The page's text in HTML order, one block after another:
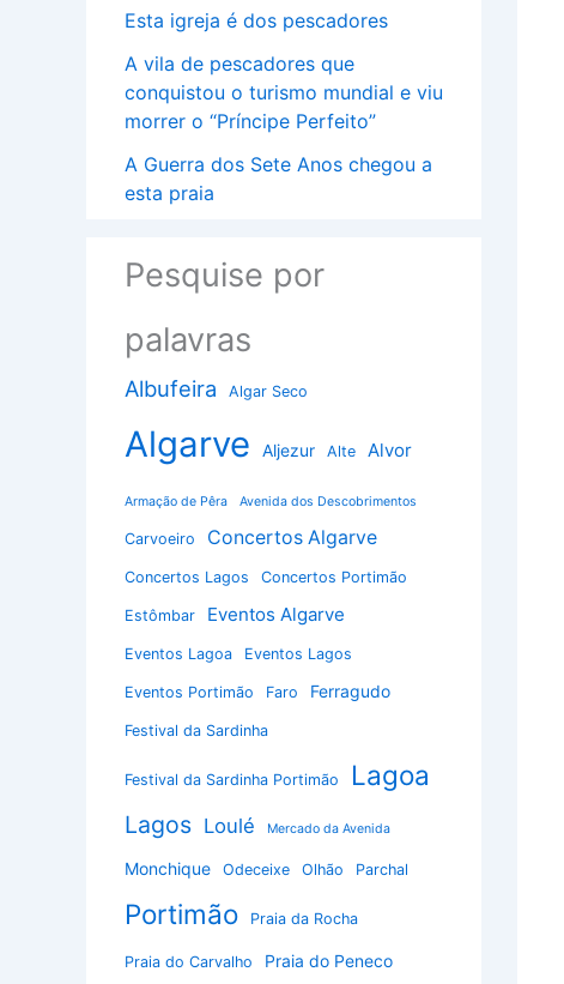
Esta igreja é dos pescadores
A vila de pescadores que
conquistou o turismo mundial e viu
morrer o “Príncipe Perfeito”
A Guerra dos Sete Anos chegou a
esta praia
Pesquise por
palavras
Albufeira Algar Seco
Algarve Aljezur Alte Alvor
Armação de Pêra Avenida dos Descobrimentos
Carvoeiro Concertos Algarve
Concertos Lagos Concertos Portimão
Estômbar Eventos Algarve
Eventos Lagoa Eventos Lagos
Eventos Portimão Faro Ferragudo
Festival da Sardinha
Festival da Sardinha Portimão Lagoa
Lagos Loulé Mercado da Avenida
Monchique Odeceixe Olhão Parchal
Portimão Praia da Rocha
Praia do Carvalho Praia do Peneco